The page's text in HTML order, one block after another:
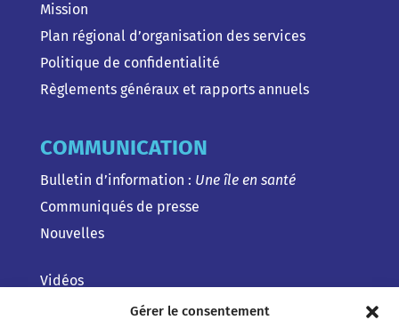
Gérer le consentement
Mission
Plan régional d’organisation des services
Politique de confidentialité
Règlements généraux et rapports annuels
COMMUNICATION
Bulletin d’information : Une île en santé
Communiqués de presse
Nouvelles
Vidéos